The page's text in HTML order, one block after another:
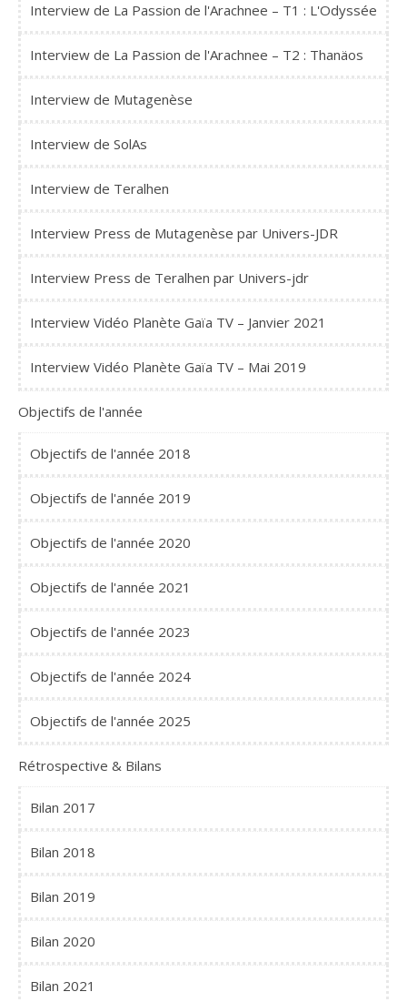
Interview de La Passion de l'Arachnee – T1 : L'Odyssée
Interview de La Passion de l'Arachnee – T2 : Thanäos
Interview de Mutagenèse
Interview de SolAs
Interview de Teralhen
Interview Press de Mutagenèse par Univers-JDR
Interview Press de Teralhen par Univers-jdr
Interview Vidéo Planète Gaïa TV – Janvier 2021
Interview Vidéo Planète Gaïa TV – Mai 2019
Objectifs de l'année
Objectifs de l'année 2018
Objectifs de l'année 2019
Objectifs de l'année 2020
Objectifs de l'année 2021
Objectifs de l'année 2023
Objectifs de l'année 2024
Objectifs de l'année 2025
Rétrospective & Bilans
Bilan 2017
Bilan 2018
Bilan 2019
Bilan 2020
Bilan 2021